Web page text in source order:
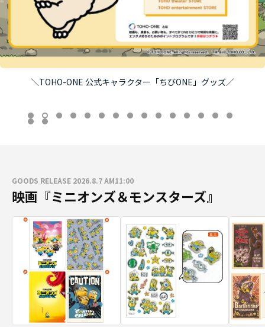
＼TOHO-ONE 公式キャラクター「ちびONE」グッズ／
GOODS RELEASE 2026.8.7 AM11:00
映画『ミニオンズ＆モンスターズ』